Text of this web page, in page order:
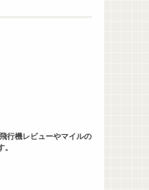
行機レビューやマイルの